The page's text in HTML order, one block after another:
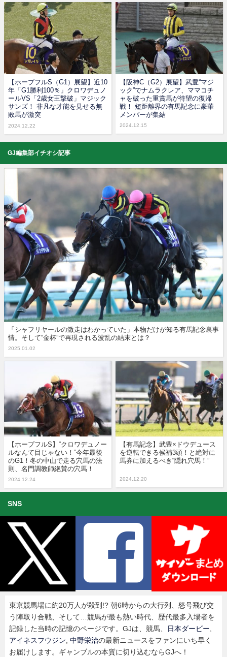
【ホープフルS（G1）展望】近10
年「G1勝利100％」クロワデュノ
ールVS「2歳女王撃破」マジック
サンズ！ 非凡な才能を見せる無
敗馬が激突
2024.12.22
【阪神C（G2）展望】武豊“マジ
ック”でナムラクレア、ママコチ
ャを破った重賞馬が待望の復帰
戦！ 短距離界の有馬記念に豪華
メンバーが集結
2024.12.15
GJ編集部イチオシ記事
「シャフリヤールの激走はわかっていた」本物だけが知る有馬記念裏事
情。そして“金杯”で再現される波乱の結末とは？
2025.01.02
【ホープフルS】“クロワデュノー
ルなんて目じゃない！”今年最後
のG1！冬の中山で走る穴馬の法
則、名門調教師絶賛の穴馬！
2024.12.24
【有馬記念】武豊×ドウデュース
を逆転できる候補3頭！と絶対に
馬券に加えるべき“隠れ穴馬！”
2024.12.20
SNS
東京競馬場に約20万人が殺到!? 朝6時からの大行列、怒号飛び交
う陣取り合戦、そして…競馬が最も熱い時代、歴代最多入場者を
記録した当時の記憶のページです。GJは、競馬、
日本ダービー
アイネスフウジン 中野栄治の最新ニュースをファンにいち早く
お届けします。ギャンブルの本質に切り込むならGJへ！